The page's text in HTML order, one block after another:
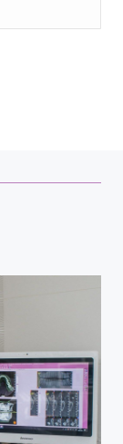
платье,
о вашей
образу